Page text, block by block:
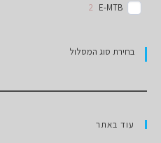
E-MTB
2
בחירת סוג המסלול
עוד באתר